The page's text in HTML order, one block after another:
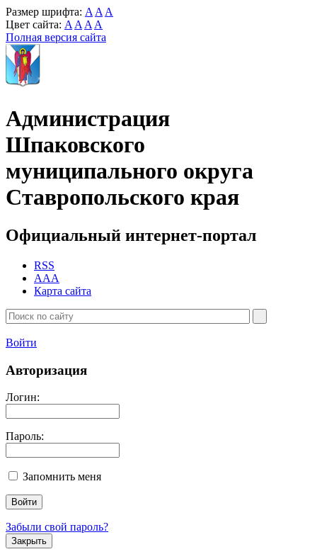
Размер шрифта: A A A
Цвет сайта: A A A A
Полная версия сайта
Администрация
Шпаковского
муниципального округа
Ставропольского края
Официальный интернет-портал
RSS
AAA
Карта сайта
Войти
Авторизация
Логин:
Пароль:
Запомнить меня
Забыли свой пароль?
Закрыть